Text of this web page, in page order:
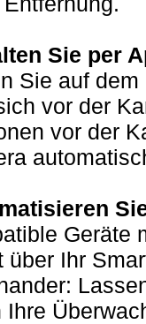
Sie per
Sie auf
vor der
vor der
Geräte
über Ihr
Ihre